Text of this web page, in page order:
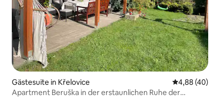
Gästesuite in Křelovice
4,88 (40)
Apartment Beruška in der erstaunlichen Ruhe der